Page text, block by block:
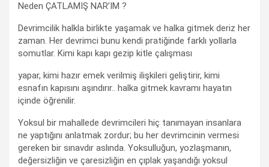
Neden ÇATLAMIŞ NAR’IM ?
Devrimcilik halkla birlikte yaşamak ve halka gitmek deriz her
zaman. Her devrimci bunu kendi pratiğinde farklı yollarla
somutlar. Kimi kapı kapı gezip kitle çalışması
yapar, kimi hazır emek verilmiş ilişkileri geliştirir, kimi
esnafın kapısını aşındırır.. halka gitmek kavramı hayatın
içinde öğrenilir.
Yoksul bir mahallede devrimcileri hiç tanımayan insanlara
ne yaptığını anlatmak zordur; bu her devrimcinin vermesi
gereken bir sınavdır aslında. Yoksulluğun, yozlaşmanın,
değersizliğin ve çaresizliğin en çıplak yaşandığı yoksul